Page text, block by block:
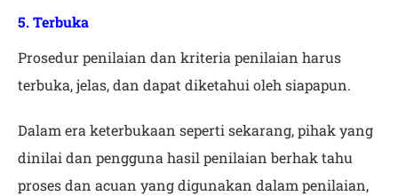
5. Terbuka
Prosedur penilaian dan kriteria penilaian harus
terbuka, jelas, dan dapat diketahui oleh siapapun.
Dalam era keterbukaan seperti sekarang, pihak yang
dinilai dan pengguna hasil penilaian berhak tahu
proses dan acuan yang digunakan dalam penilaian,